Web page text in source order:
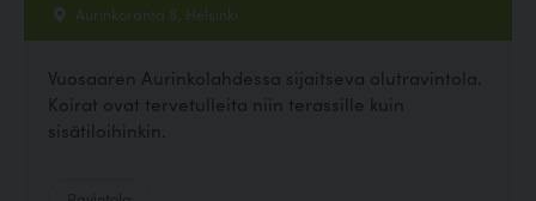
Aurinkoranta 8, Helsinki
Vuosaaren Aurinkolahdessa sijaitseva olutravintola.
Koirat ovat tervetulleita niin terassille kuin
sisätiloihinkin.